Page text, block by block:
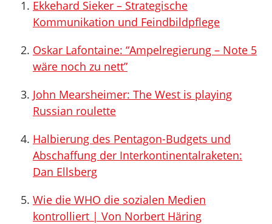
Ekkehard Sieker – Strategische
Kommunikation und Feindbildpflege
Oskar Lafontaine: “Ampelregierung – Note 5
wäre noch zu nett”
John Mearsheimer: The West is playing
Russian roulette
Halbierung des Pentagon-Budgets und
Abschaffung der Interkontinentalraketen:
Dan Ellsberg
Wie die WHO die sozialen Medien
kontrolliert | Von Norbert Häring